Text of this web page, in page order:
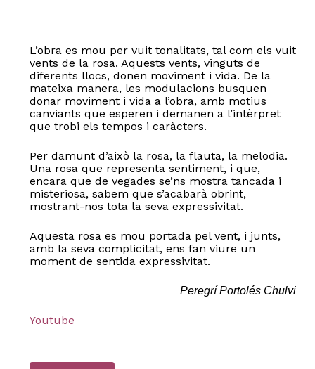
L’obra es mou per vuit tonalitats, tal com els vuit
vents de la rosa. Aquests vents, vinguts de
diferents llocs, donen moviment i vida. De la
mateixa manera, les modulacions busquen
donar moviment i vida a l’obra, amb motius
canviants que esperen i demanen a l’intèrpret
que trobi els tempos i caràcters.
Per damunt d’això la rosa, la flauta, la melodia.
Una rosa que representa sentiment, i que,
encara que de vegades se’ns mostra tancada i
misteriosa, sabem que s’acabarà obrint,
mostrant-nos tota la seva expressivitat.
Aquesta rosa es mou portada pel vent, i junts,
amb la seva complicitat, ens fan viure un
moment de sentida expressivitat.
Peregrí Portolés Chulvi
Youtube